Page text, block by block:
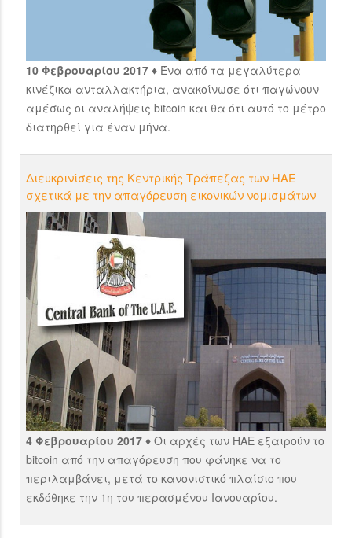
10 Φεβρουαρίου 2017 ♦ Ένα από τα μεγαλύτερα
κινέζικα ανταλλακτήρια, ανακοίνωσε ότι παγώνουν
αμέσως οι αναλήψεις bitcoin και θα ότι αυτό το μέτρο
διατηρθεί για έναν μήνα.
Διευκρινίσεις της Kεντρικής Τράπεζας των ΗΑΕ
σχετικά με την απαγόρευση εικονικών νομισμάτων
4 Φεβρουαρίου 2017 ♦ Οι αρχές των ΗΑΕ εξαιρούν το
bitcoin από την απαγόρευση που φάνηκε να το
περιλαμβάνει, μετά το κανονιστικό πλαίσιο που
εκδόθηκε την 1η του περασμένου Ιανουαρίου.